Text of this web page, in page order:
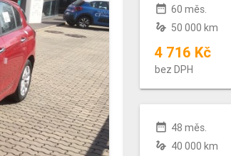
date_range 60 měs.
gesture 50 000 km
4 716 Kč
bez DPH
date_range 48 měs.
gesture 40 000 km